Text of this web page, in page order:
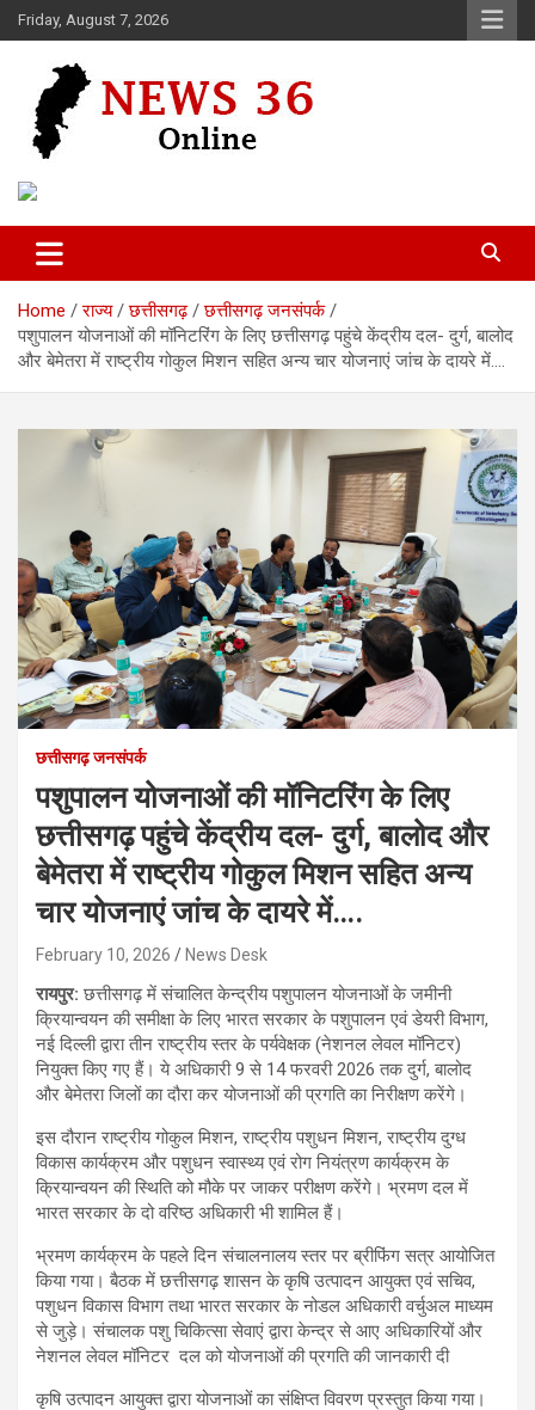
Skip
to
Friday, August 7, 2026
News 36
Home राज्य छत्तीसगढ़
छत्तीसगढ़ जनसंपर्क
पशुपालन योजनाओं की मॉनिटरिंग के लिए छत्तीसगढ़ पहुंचे केंद्रीय दल- दुर्ग, बालोद
और बेमेतरा में राष्ट्रीय गोकुल मिशन सहित अन्य चार योजनाएं जांच के दायरे में….
छत्तीसगढ़ जनसंपर्क
पशुपालन योजनाओं की मॉनिटरिंग के लिए
छत्तीसगढ़ पहुंचे केंद्रीय दल- दुर्ग, बालोद और
बेमेतरा में राष्ट्रीय गोकुल मिशन सहित अन्य
चार योजनाएं जांच के दायरे में….
February 10, 2026 News Desk
रायपुर:छत्तीसगढ़ में संचालित केन्द्रीय पशुपालन योजनाओं के जमीनी
क्रियान्वयन की समीक्षा के लिए भारत सरकार के पशुपालन एवं डेयरी विभाग,
नई दिल्ली द्वारा तीन राष्ट्रीय स्तर के पर्यवेक्षक (नेशनल लेवल मॉनिटर)
नियुक्त किए गए हैं। ये अधिकारी 9 से 14 फरवरी 2026 तक दुर्ग, बालोद
और बेमेतरा जिलों का दौरा कर योजनाओं की प्रगति का निरीक्षण करेंगे।
इस दौरान राष्ट्रीय गोकुल मिशन, राष्ट्रीय पशुधन मिशन, राष्ट्रीय दुग्ध
विकास कार्यक्रम और पशुधन स्वास्थ्य एवं रोग नियंत्रण कार्यक्रम के
क्रियान्वयन की स्थिति को मौके पर जाकर परीक्षण करेंगे। भ्रमण दल में
भारत सरकार के दो वरिष्ठ अधिकारी भी शामिल हैं।
भ्रमण कार्यक्रम के पहले दिन संचालनालय स्तर पर ब्रीफिंग सत्र आयोजित
किया गया। बैठक में छत्तीसगढ़ शासन के कृषि उत्पादन आयुक्त एवं सचिव,
पशुधन विकास विभाग तथा भारत सरकार के नोडल अधिकारी वर्चुअल माध्यम
से जुड़े। संचालक पशु चिकित्सा सेवाएं द्वारा केन्द्र से आए अधिकारियों और
नेशनल लेवल मॉनिटर दल को योजनाओं की प्रगति की जानकारी दी
कृषि उत्पादन आयुक्त द्वारा योजनाओं का संक्षिप्त विवरण प्रस्तुत किया गया।